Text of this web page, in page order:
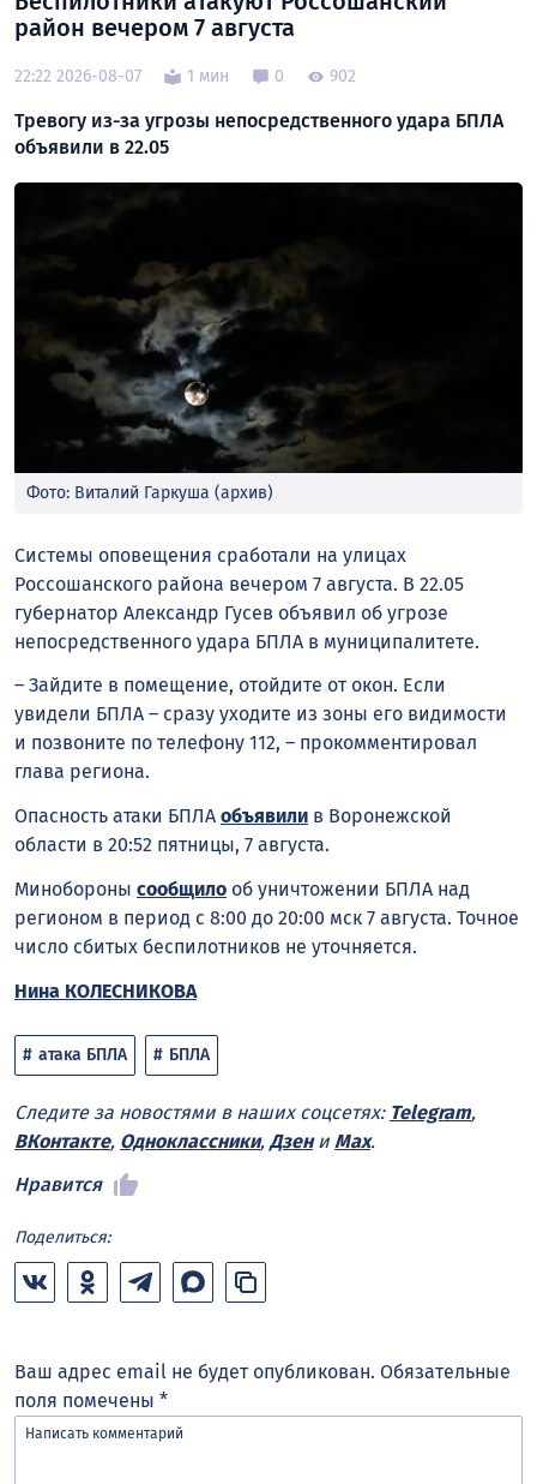
район вечером 7 августа
22:22 2026-08-07 1 мин 0 902
Тревогу из-за угрозы непосредственного удара БПЛА
объявили в 22.05
Фото: Виталий Гаркуша (архив)
Системы оповещения сработали на улицах
Россошанского района вечером 7 августа. В 22.05
губернатор Александр Гусев объявил об угрозе
непосредственного удара БПЛА в муниципалитете.
– Зайдите в помещение, отойдите от окон. Если
увидели БПЛА – сразу уходите из зоны его видимости
и позвоните по телефону 112, – прокомментировал
глава региона.
Опасность атаки БПЛА объявили в Воронежской
области в 20:52 пятницы, 7 августа.
Минобороны сообщило об уничтожении БПЛА над
регионом в период с 8:00 до 20:00 мск 7 августа. Точное
число сбитых беспилотников не уточняется.
Нина КОЛЕСНИКОВА
атака БПЛА БПЛА
Следите за новостями в наших соцсетях: Telegram,
ВКонтакте, Одноклассники, Дзени Max.
Нравится
Поделиться:
Ваш адрес email не будет опубликован. Обязательные
поля помечены *